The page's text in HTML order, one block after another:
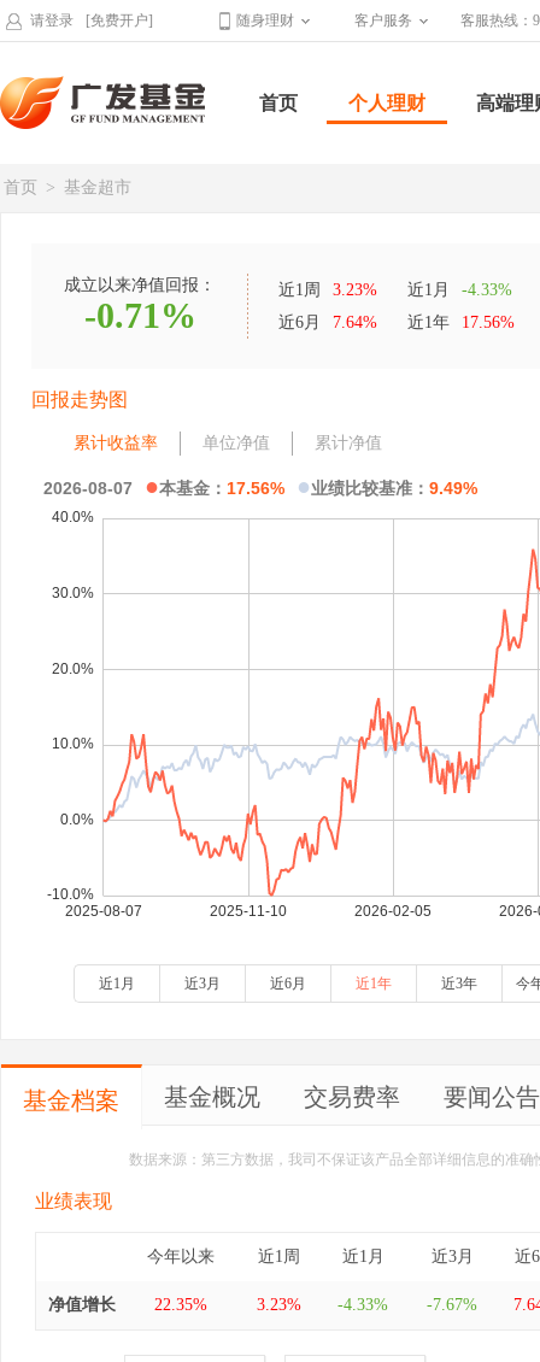
请登录 [免费开户] 随身理财 客户服务 客服热线：
首页 个人理财 高端理
首页 > 基金超市
成立以来净值回报：
-0.71%
近1周 3.23% 近1月
-4.33%
近6月
7.64% 近1年 17.56%
回报走势图
累计收益率 单位净值 累计净值
2026-08-07 ●本基金： 17.56% ●业绩比较基准： 9.49%
近1月 近3月 近6月 近1年 近3年 今
基金档案 基金概况 交易费率 要闻公告
数据来源：第三方数据，我司不保证该产品全部详细信息的准
业绩表现
今年以来 近1周 近1月 近3月 近
净值增长 22.35% 3.23% -4.33% -7.67%